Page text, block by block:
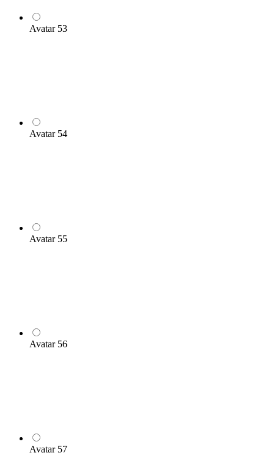
Avatar 53
Avatar 54
Avatar 55
Avatar 56
Avatar 57